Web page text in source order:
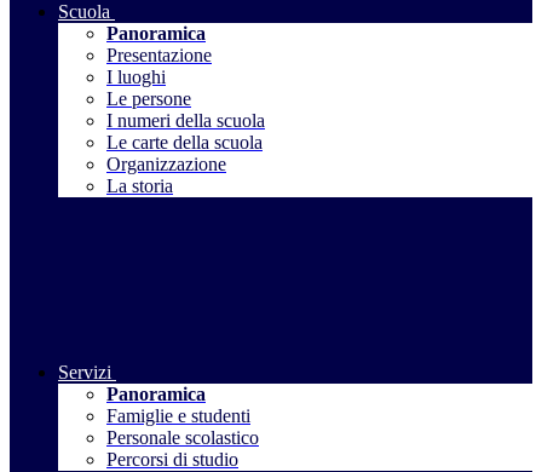
Scuola
Panoramica
Presentazione
I luoghi
Le persone
I numeri della scuola
Le carte della scuola
Organizzazione
La storia
Servizi
Panoramica
Famiglie e studenti
Personale scolastico
Percorsi di studio